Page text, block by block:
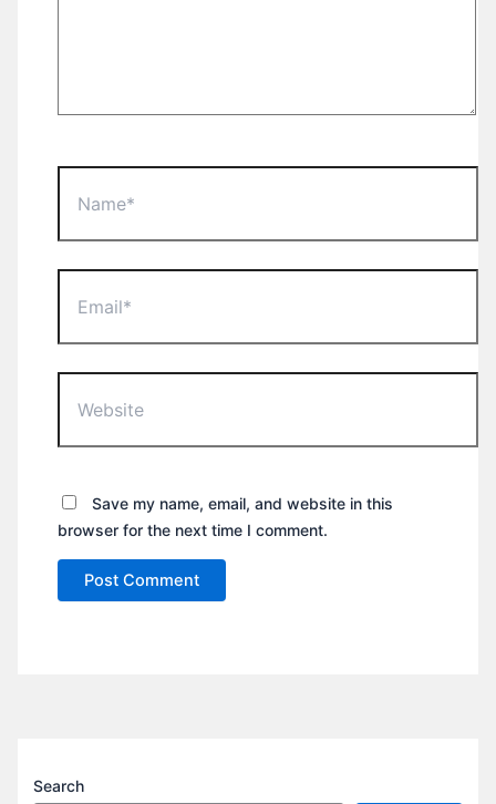
Save my name, email, and website in this
browser for the next time I comment.
Search